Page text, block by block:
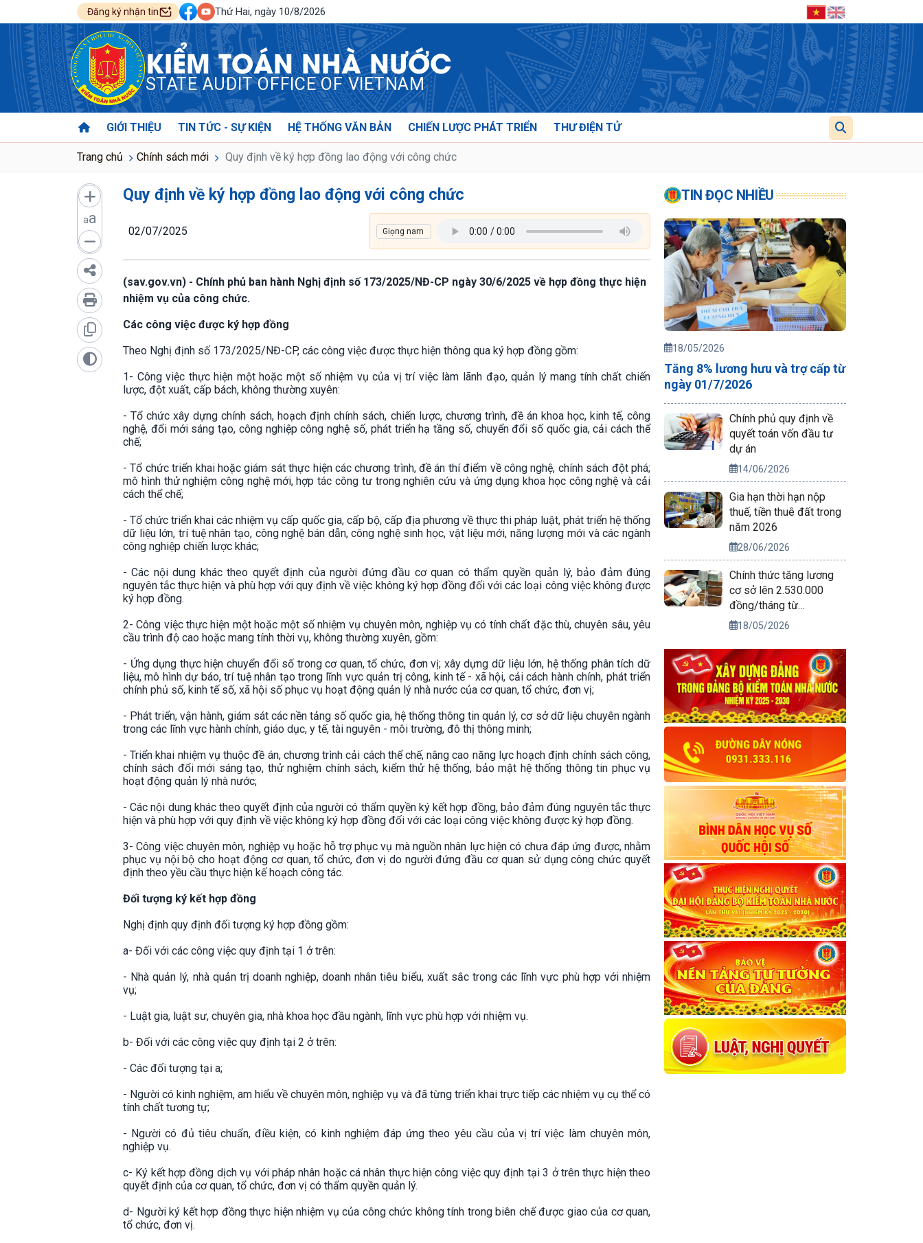
Đăng ký nhận tin Thứ Hai, ngày 10/8/2026
KIỂM TOÁN NHÀ NƯỚC
STATE AUDIT OFFICE OF VIETNAM
GIỚI THIỆU TIN TỨC - SỰ KIỆN HỆ THỐNG VĂN BẢN CHIẾN LƯỢC PHÁT TRIỂN THƯ ĐIỆN TỬ
Trang chủ Chính sách mới Quy định về ký hợp đồng lao động với công chức
aa
Quy định về ký hợp đồng lao động với công chức
02/07/2025
(sav.gov.vn) - Chính phủ ban hành Nghị định số 173/2025/NĐ-CP ngày 30/6/2025 về hợp đồng thực hiện
nhiệm vụ của công chức.
Các công việc được ký hợp đồng
Theo Nghị định số 173/2025/NĐ-CP, các công việc được thực hiện thông qua ký hợp đồng gồm:
1- Công việc thực hiện một hoặc một số nhiệm vụ của vị trí việc làm lãnh đạo, quản lý mang tính chất chiến
lược, đột xuất, cấp bách, không thường xuyên:
- Tổ chức xây dựng chính sách, hoạch định chính sách, chiến lược, chương trình, đề án khoa học, kinh tế, công
nghệ, đổi mới sáng tạo, công nghiệp công nghệ số, phát triển hạ tầng số, chuyển đổi số quốc gia, cải cách thể
chế;
- Tổ chức triển khai hoặc giám sát thực hiện các chương trình, đề án thí điểm về công nghệ, chính sách đột phá;
mô hình thử nghiệm công nghệ mới, hợp tác công tư trong nghiên cứu và ứng dụng khoa học công nghệ và cải
cách thể chế;
- Tổ chức triển khai các nhiệm vụ cấp quốc gia, cấp bộ, cấp địa phương về thực thi pháp luật, phát triển hệ thống
dữ liệu lớn, trí tuệ nhân tạo, công nghệ bán dẫn, công nghệ sinh học, vật liệu mới, năng lượng mới và các ngành
công nghiệp chiến lược khác;
- Các nội dung khác theo quyết định của người đứng đầu cơ quan có thẩm quyền quản lý, bảo đảm đúng
nguyên tắc thực hiện và phù hợp với quy định về việc không ký hợp đồng đối với các loại công việc không được
ký hợp đồng.
2- Công việc thực hiện một hoặc một số nhiệm vụ chuyên môn, nghiệp vụ có tính chất đặc thù, chuyên sâu, yêu
cầu trình độ cao hoặc mang tính thời vụ, không thường xuyên, gồm:
- Ứng dụng thực hiện chuyển đổi số trong cơ quan, tổ chức, đơn vị; xây dựng dữ liệu lớn, hệ thống phân tích dữ
liệu, mô hình dự báo, trí tuệ nhân tạo trong lĩnh vực quản trị công, kinh tế - xã hội, cải cách hành chính, phát triển
chính phủ số, kinh tế số, xã hội số phục vụ hoạt động quản lý nhà nước của cơ quan, tổ chức, đơn vị;
- Phát triển, vận hành, giám sát các nền tảng số quốc gia, hệ thống thông tin quản lý, cơ sở dữ liệu chuyên ngành
trong các lĩnh vực hành chính, giáo dục, y tế, tài nguyên - môi trường, đô thị thông minh;
- Triển khai nhiệm vụ thuộc đề án, chương trình cải cách thể chế, nâng cao năng lực hoạch định chính sách công,
chính sách đổi mới sáng tạo, thử nghiệm chính sách, kiểm thử hệ thống, bảo mật hệ thống thông tin phục vụ
hoạt động quản lý nhà nước;
- Các nội dung khác theo quyết định của người có thẩm quyền ký kết hợp đồng, bảo đảm đúng nguyên tắc thực
hiện và phù hợp với quy định về việc không ký hợp đồng đối với các loại công việc không được ký hợp đồng.
3- Công việc chuyên môn, nghiệp vụ hoặc hỗ trợ phục vụ mà nguồn nhân lực hiện có chưa đáp ứng được, nhằm
phục vụ nội bộ cho hoạt động cơ quan, tổ chức, đơn vị do người đứng đầu cơ quan sử dụng công chức quyết
định theo yều cầu thực hiện kế hoạch công tác.
Đối tượng ký kết hợp đồng
Nghị định quy định đối tượng ký hợp đồng gồm:
a- Đối với các công việc quy định tại 1 ở trên:
- Nhà quản lý, nhà quản trị doanh nghiệp, doanh nhân tiêu biểu, xuất sắc trong các lĩnh vực phù hợp với nhiệm
vụ;
- Luật gia, luật sư, chuyên gia, nhà khoa học đầu ngành, lĩnh vực phù hợp với nhiệm vụ.
b- Đối với các công việc quy định tại 2 ở trên:
- Các đối tượng tại a;
- Người có kinh nghiệm, am hiểu về chuyên môn, nghiệp vụ và đã từng triển khai trực tiếp các nhiệm vụ cụ thể có
tính chất tương tự;
- Người có đủ tiêu chuẩn, điều kiện, có kinh nghiệm đáp ứng theo yêu cầu của vị trí việc làm chuyên môn,
nghiệp vụ.
c- Ký kết hợp đồng dịch vụ với pháp nhân hoặc cá nhân thực hiện công việc quy định tại 3 ở trên thực hiện theo
quyết định của cơ quan, tổ chức, đơn vị có thẩm quyền quản lý.
d- Người ký kết hợp đồng thực hiện nhiệm vụ của công chức không tính trong biên chế được giao của cơ quan,
tổ chức, đơn vị.
TIN ĐỌC NHIỀU
18/05/2026
Tăng 8% lương hưu và trợ cấp từ
ngày 01/7/2026
Chính phủ quy định về
quyết toán vốn đầu tư
dự án
14/06/2026
Gia hạn thời hạn nộp
thuế, tiền thuê đất trong
năm 2026
28/06/2026
Chính thức tăng lương
cơ sở lên 2.530.000
đồng/tháng từ
01/7/2026
18/05/2026